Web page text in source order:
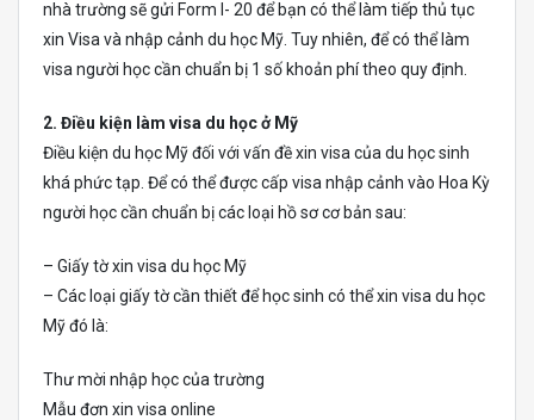
nhà trường sẽ gửi Form I- 20 để bạn có thể làm tiếp thủ tục
xin Visa và nhập cảnh du học Mỹ. Tuy nhiên, để có thể làm
visa người học cần chuẩn bị 1 số khoản phí theo quy định.
2. Điều kiện làm visa du học ở Mỹ
Điều kiện du học Mỹ đối với vấn đề xin visa của du học sinh
khá phức tạp. Để có thể được cấp visa nhập cảnh vào Hoa Kỳ
người học cần chuẩn bị các loại hồ sơ cơ bản sau:
– Giấy tờ xin visa du học Mỹ
– Các loại giấy tờ cần thiết để học sinh có thể xin visa du học
Mỹ đó là:
Thư mời nhập học của trường
Mẫu đơn xin visa online